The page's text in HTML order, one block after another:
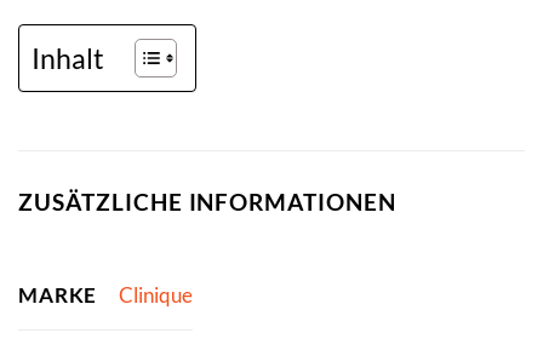
Inhalt
ZUSÄTZLICHE INFORMATIONEN
MARKE Clinique